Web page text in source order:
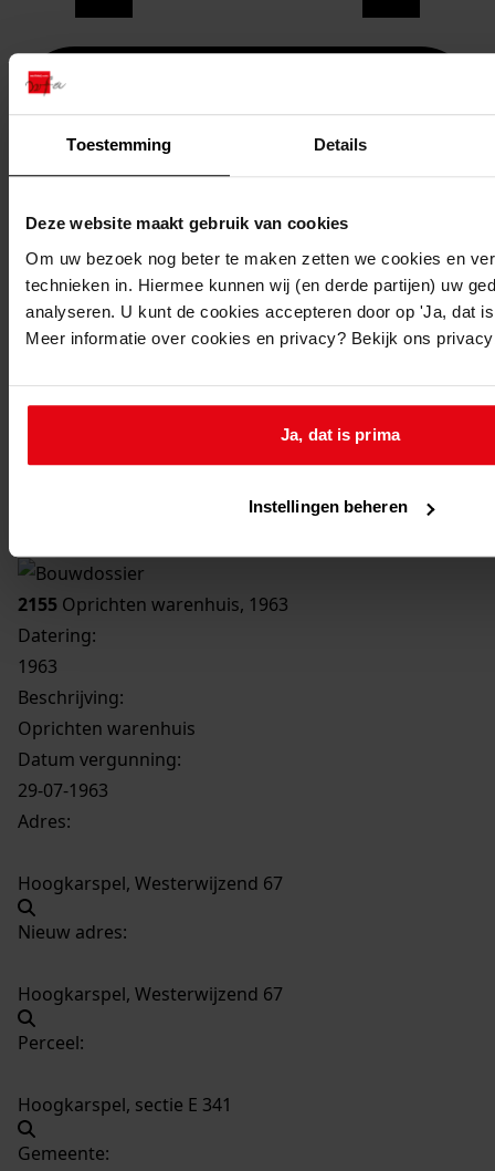
Toestemming Details
Deze website maakt gebruik van cookies
Om uw bezoek nog beter te maken zetten we cookies en
technieken in. Hiermee kunnen wij (en derde partijen) uw
analyseren. U kunt de cookies accepteren door op 'Ja, dat
Meer informatie over cookies en privacy? Bekijk ons
Ja, dat is prima
Instellingen beheren
Printen
duurzaam webadres
2155 Oprichten warenhuis, 1963
Datering:
1963
Beschrijving:
Oprichten warenhuis
Datum vergunning:
29-07-1963
Adres:
Hoogkarspel, Westerwijzend 67
Nieuw adres:
Hoogkarspel, Westerwijzend 67
Perceel:
Hoogkarspel, sectie E 341
Gemeente: